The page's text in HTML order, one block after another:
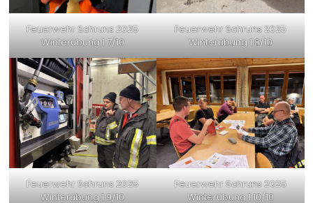
Feuerwehr Schruns 2025
Winterübung 1 7/10
Feuerwehr Schruns 2025
Winterübung 1 8/10
Feuerwehr Schruns 2025
Winterübung 1 9/10
Feuerwehr Schruns 2025
Winterübung 1 10/10